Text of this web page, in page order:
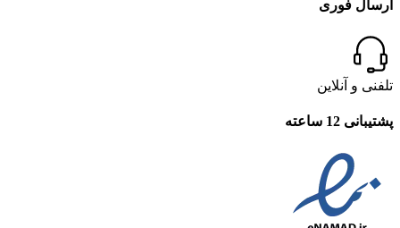
ارسال فوری
تلفنی و آنلاین
پشتیبانی 12 ساعته